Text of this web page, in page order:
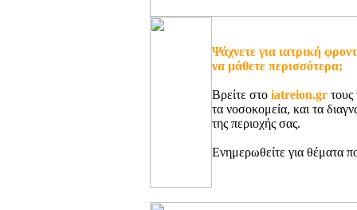
Ψάχνετε για ιατρική
να μάθετε περισσότερα;
Βρείτε στο iatreion.gr τους
τα νοσοκομεία, και τα
της περιοχής σας.
Ενημερωθείτε για θέματα